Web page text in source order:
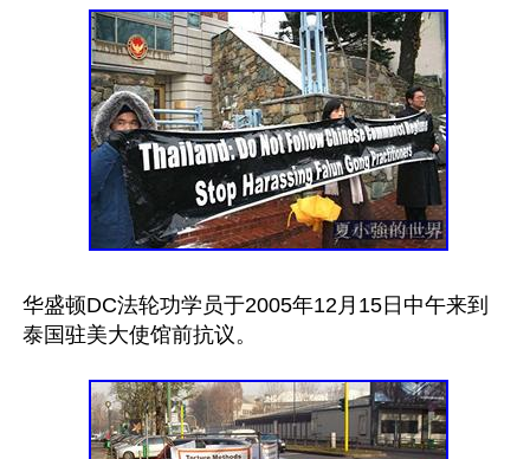
华盛顿DC法轮功学员于2005年12月15日中午来到
泰国驻美大使馆前抗议。